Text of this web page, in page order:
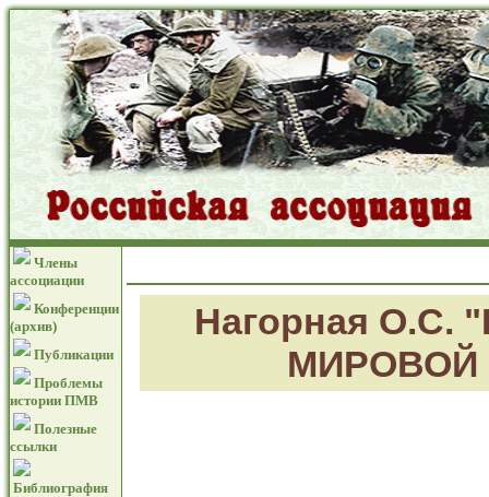
Члены
ассоциации
Конференции
(архив)
Публикации
Проблемы
истории ПМВ
Полезные
ссылки
Библиография
Нагорная
МИРОВОЙ